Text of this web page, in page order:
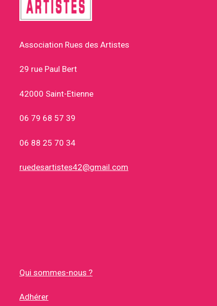
Association Rues des Artistes
29 rue Paul Bert
42000 Saint-Etienne
06 79 68 57 39
06 88 25 70 34
ruedesartistes42@gmail.com
Qui sommes-nous ?
Adhérer